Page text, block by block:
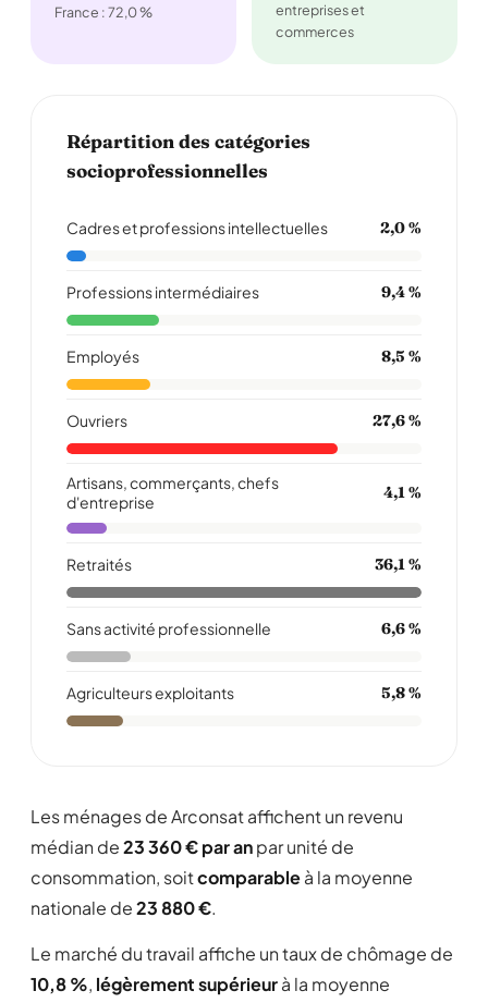
France : 72,0 %
entreprises et
commerces
Répartition des catégories
socioprofessionnelles
Cadres et professions intellectuelles 2,0 %
Professions intermédiaires 9,4 %
Employés 8,5 %
Ouvriers 27,6 %
Artisans, commerçants, chefs
d'entreprise
4,1 %
Retraités 36,1 %
Sans activité professionnelle 6,6 %
Agriculteurs exploitants 5,8 %
Les ménages de Arconsat affichent un revenu
médian de23 360 € par anpar unité de
consommation, soitcomparableà la moyenne
nationale de23 880 €.
Le marché du travail affiche un taux de chômage de
10,8 %, légèrement supérieurà la moyenne